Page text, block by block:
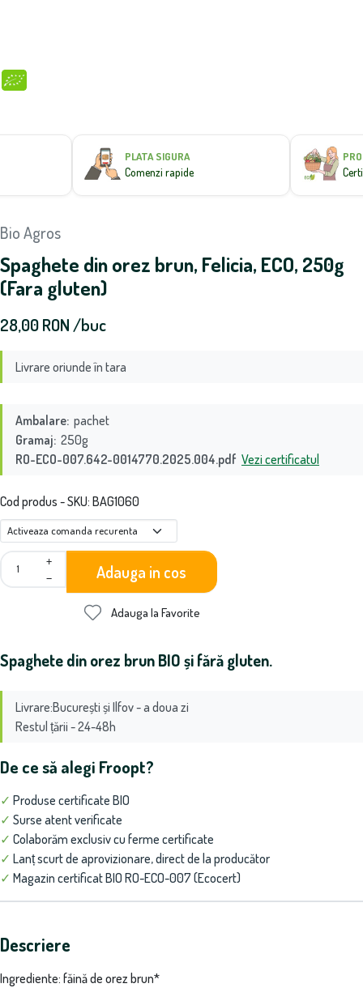
PLATA SIGURA
Comenzi rapide
Bio Agros
Spaghete din orez brun, Felicia, ECO, 250g
(Fara gluten)
28,00RON /buc
Livrare oriunde în tara
Ambalare: pachet
Gramaj: 250g
RO-ECO-007.642-0014770.2025.004.pdf Vezi certificatul
Spaghete din orez brun BIO și fără gluten.
Cod produs - SKU BAG1060
+
−
Adauga in cos
Adauga la Favorite
Livrare:București și Ilfov - a doua zi
Restul țării - 24-48h
De ce să alegi Froopt?
✓ Produse certificate BIO
✓ Surse atent verificate
✓ Colaborăm exclusiv cu ferme certificate
✓ Lanț scurt de aprovizionare, direct de la producător
✓ Magazin certificat BIO RO-ECO-007 (Ecocert)
Descriere
Ingrediente: făină de orez brun*